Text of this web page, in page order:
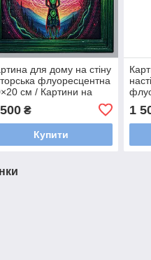
для дому на стіну
флуоресцентна
см / Картини на
₴
Купити
1